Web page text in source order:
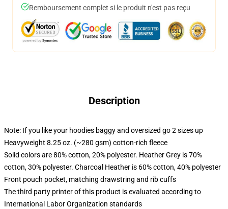
Remboursement complet si le produit n'est pas reçu
Description
Note: If you like your hoodies baggy and oversized go 2 sizes up
Heavyweight 8.25 oz. (~280 gsm) cotton-rich fleece
Solid colors are 80% cotton, 20% polyester. Heather Grey is 70%
cotton, 30% polyester. Charcoal Heather is 60% cotton, 40% polyester
Front pouch pocket, matching drawstring and rib cuffs
The third party printer of this product is evaluated according to
International Labor Organization standards